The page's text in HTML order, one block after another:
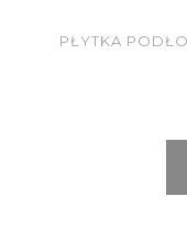
PŁYTKA